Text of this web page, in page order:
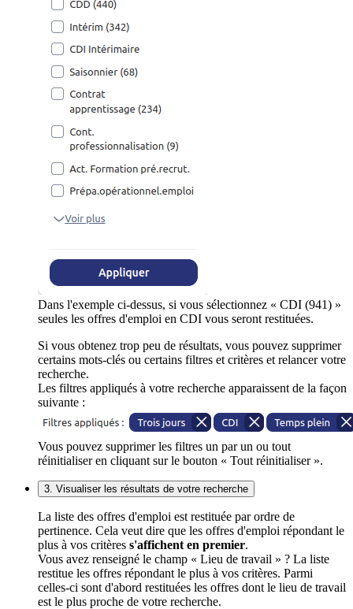
Dans l'exemple ci-dessus, si vous sélectionnez « CDI (941) »
seules les offres d'emploi en CDI vous seront restituées.
Si vous obtenez trop peu de résultats, vous pouvez supprimer
certains mots-clés ou certains filtres et critères et relancer votre
recherche.
Les filtres appliqués à votre recherche apparaissent de la façon
suivante :
Vous pouvez supprimer les filtres un par un ou tout
réinitialiser en cliquant sur le bouton « Tout réinitialiser ».
3. Visualiser les résultats de votre recherche
La liste des offres d'emploi est restituée par ordre de
pertinence. Cela veut dire que les offres d'emploi répondant le
plus à vos critères s'affichent en premier.
Vous avez renseigné le champ « Lieu de travail » ? La liste
restitue les offres répondant le plus à vos critères. Parmi
celles-ci sont d'abord restituées les offres dont le lieu de travail
est le plus proche de votre recherche.